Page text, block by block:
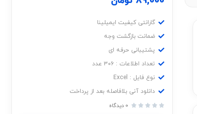
گارانتی کیفیت ایمیلینا
ضمانت بازگشت وجه
پشتیبانی حرفه ای
تعداد اطلاعات : ۳۰۶ عدد
نوع فایل : Excel
دانلود آنی بلافاصله بعد از پرداخت




 0 دیدگاه